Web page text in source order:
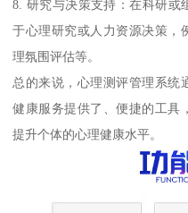
8. 研究与决策支持：在科研或
于心理研究或人力资源决策，
理氛围评估等。
总的来说，心理测评管理系统
健康服务提供了、便捷的工具
提升个体的心理健康水平。